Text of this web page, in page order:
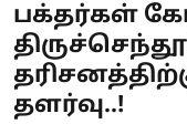
பக்தர்கள்
தளர்வு..!